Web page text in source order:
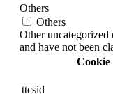
Others
Others
Other uncategorized
and have not been
Cookie
ttcsid